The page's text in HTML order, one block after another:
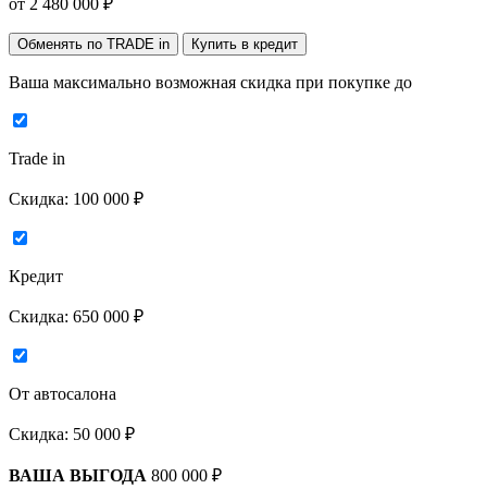
от 2 480 000 ₽
Обменять по TRADE in Купить в кредит
Ваша максимально возможная скидка при покупке до
Trade in
Скидка: 100 000 ₽
Кредит
Скидка: 650 000 ₽
От автосалона
Скидка: 50 000 ₽
ВАША ВЫГОДА 800 000 ₽